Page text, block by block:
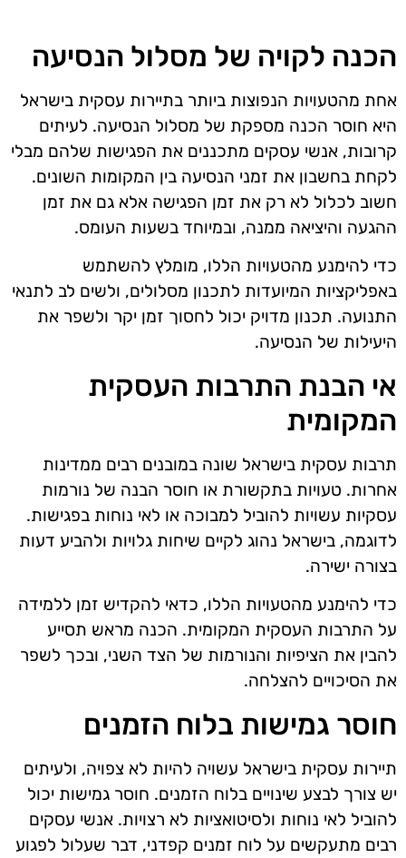
הכנה לקויה של מסלול הנסיעה
אחת מהטעויות הנפוצות ביותר בתיירות עסקית בישראל
היא חוסר הכנה מספקת של מסלול הנסיעה. לעיתים
קרובות, אנשי עסקים מתכננים את הפגישות שלהם מבלי
לקחת בחשבון את זמני הנסיעה בין המקומות השונים.
חשוב לכלול לא רק את זמן הפגישה אלא גם את זמן
ההגעה והיציאה ממנה, ובמיוחד בשעות העומס.
כדי להימנע מהטעויות הללו, מומלץ להשתמש
באפליקציות המיועדות לתכנון מסלולים, ולשים לב לתנאי
התנועה. תכנון מדויק יכול לחסוך זמן יקר ולשפר את
היעילות של הנסיעה.
אי הבנת התרבות העסקית
המקומית
תרבות עסקית בישראל שונה במובנים רבים ממדינות
אחרות. טעויות בתקשורת או חוסר הבנה של נורמות
עסקיות עשויות להוביל למבוכה או לאי נוחות בפגישות.
לדוגמה, בישראל נהוג לקיים שיחות גלויות ולהביע דעות
בצורה ישירה.
כדי להימנע מהטעויות הללו, כדאי להקדיש זמן ללמידה
על התרבות העסקית המקומית. הכנה מראש תסייע
להבין את הציפיות והנורמות של הצד השני, ובכך לשפר
את הסיכויים להצלחה.
חוסר גמישות בלוח הזמנים
תיירות עסקית בישראל עשויה להיות לא צפויה, ולעיתים
יש צורך לבצע שינויים בלוח הזמנים. חוסר גמישות יכול
להוביל לאי נוחות ולסיטואציות לא רצויות. אנשי עסקים
רבים מתעקשים על לוח זמנים קפדני, דבר שעלול לפגוע